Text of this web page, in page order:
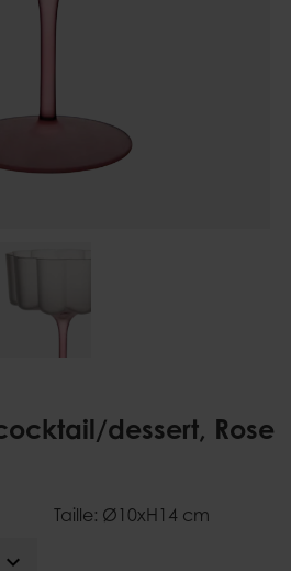
dessert, Rose
expand_more
Taille: Ø10xH14 cm